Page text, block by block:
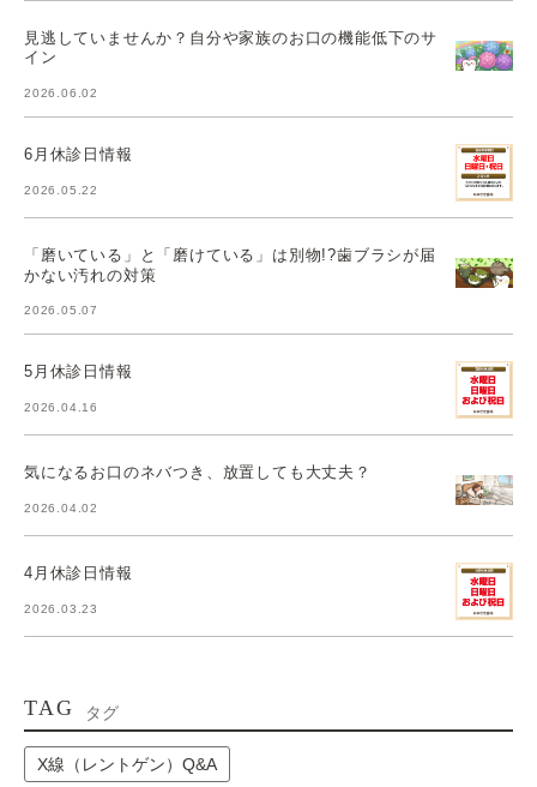
見逃していませんか？自分や家族のお口の機能低下のサ
イン
2026.06.02
6月休診日情報
2026.05.22
「磨いている」と「磨けている」は別物!?歯ブラシが届
かない汚れの対策
2026.05.07
5月休診日情報
2026.04.16
気になるお口のネバつき、放置しても大丈夫？
2026.04.02
4月休診日情報
2026.03.23
TAG タグ
X線（レントゲン）Q&A